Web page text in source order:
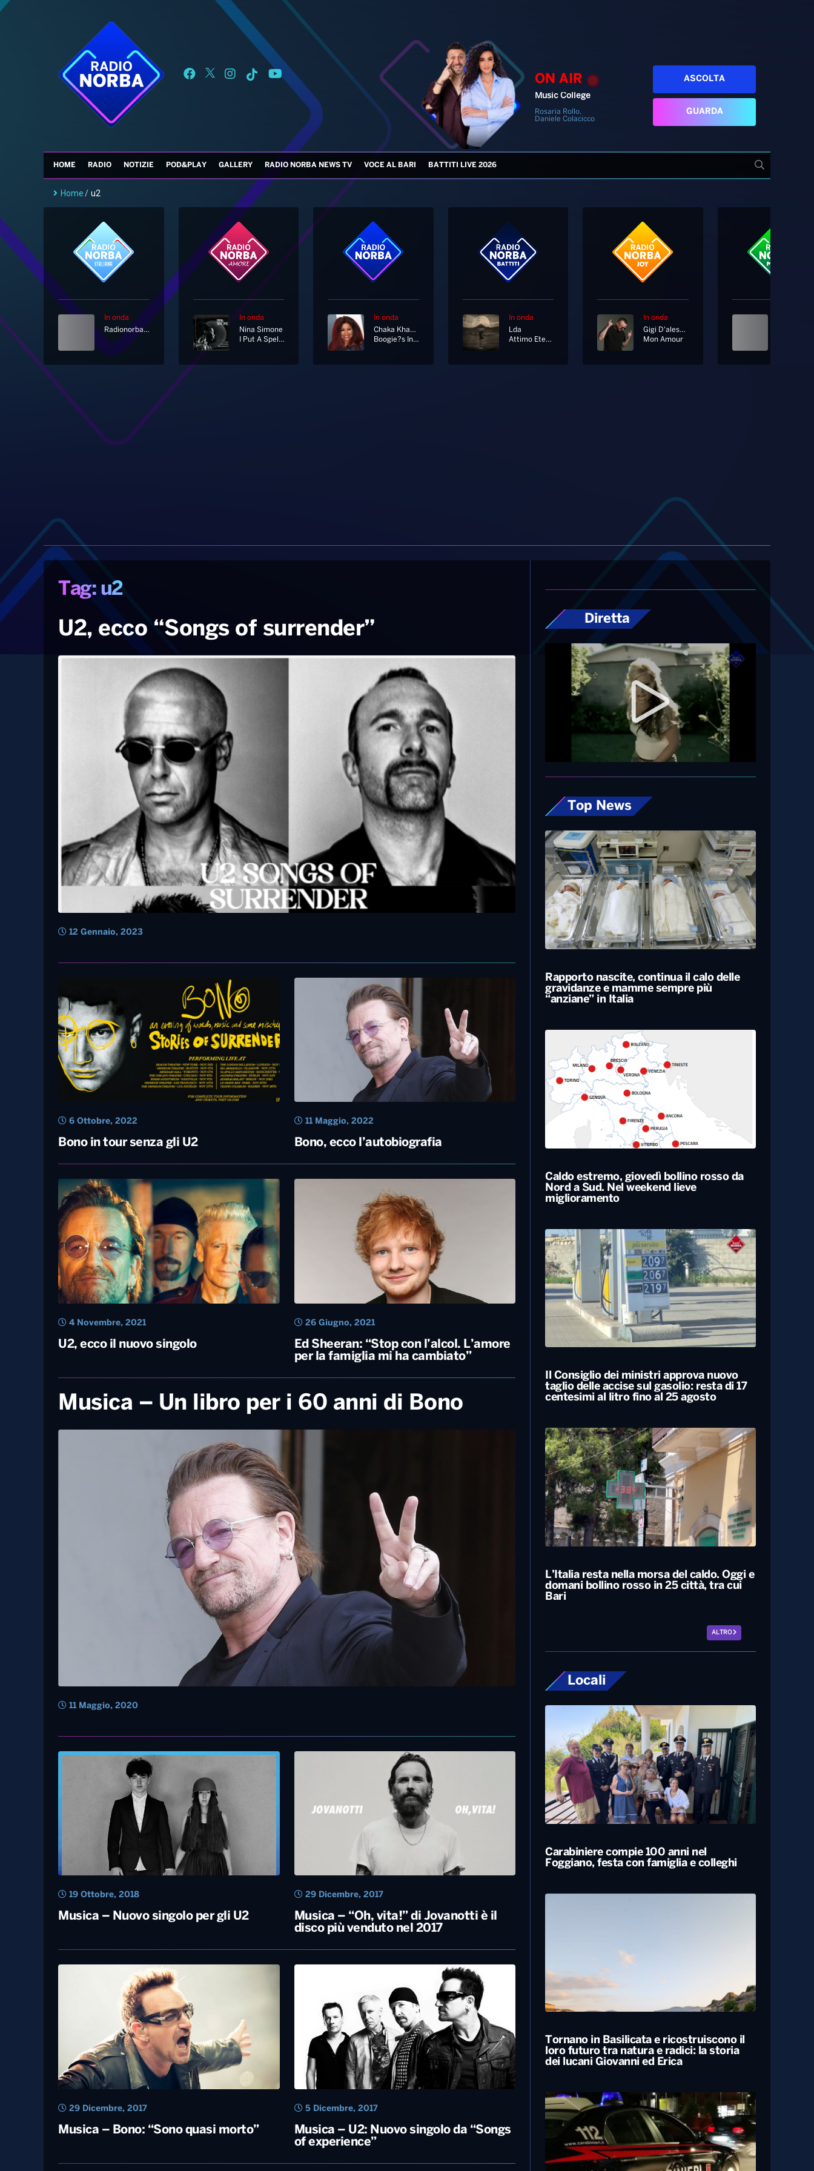
ON AIR
Music College
Rosaria Rollo,
Daniele Colacicco
ASCOLTA
GUARDA
HOME RADIO NOTIZIE POD&PLAY GALLERY RADIO NORBA NEWS TV VOCE AL BARI BATTITI LIVE 2026
Home/ u2
In onda
Radionorba News
In onda
Nina Simone
I Put A Spell On You
In onda
Chaka Khan Feat. Snoop Dogg
Boogie?s In My Soul
In onda
Lda
Attimo Eterno
In onda
Gigi D'alessio
Mon Amour
Tag: u2
U2, ecco “Songs of surrender”
12 Gennaio, 2023
Bono in tour senza gli U2
6 Ottobre, 2022
Bono, ecco l’autobiografia
11 Maggio, 2022
U2, ecco il nuovo singolo
4 Novembre, 2021
Ed Sheeran: “Stop con l’alcol. L’amore
per la famiglia mi ha cambiato”
26 Giugno, 2021
Musica – Un libro per i 60 anni di Bono
11 Maggio, 2020
Musica – Nuovo singolo per gli U2
19 Ottobre, 2018
Musica – “Oh, vita!” di Jovanotti è il
disco più venduto nel 2017
29 Dicembre, 2017
Musica – Bono: “Sono quasi morto”
29 Dicembre, 2017
Musica – U2: Nuovo singolo da “Songs
of experience”
5 Dicembre, 2017
Diretta
Top News
Rapporto nascite, continua il calo delle
gravidanze e mamme sempre più
“anziane” in Italia
Caldo estremo, giovedì bollino rosso da
Nord a Sud. Nel weekend lieve
miglioramento
Il Consiglio dei ministri approva nuovo
taglio delle accise sul gasolio: resta di 17
centesimi al litro fino al 25 agosto
L’Italia resta nella morsa del caldo. Oggi e
domani bollino rosso in 25 città, tra cui
Bari
ALTRO
Locali
Carabiniere compie 100 anni nel
Foggiano, festa con famiglia e colleghi
Tornano in Basilicata e ricostruiscono il
loro futuro tra natura e radici: la storia
dei lucani Giovanni ed Erica